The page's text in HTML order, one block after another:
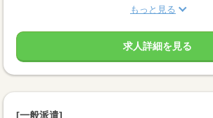
もっと見る
求人詳細を見る
[一般派遣]